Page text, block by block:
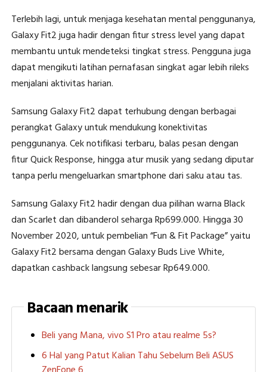
Terlebih lagi, untuk menjaga kesehatan mental penggunanya,
Galaxy Fit2 juga hadir dengan fitur stress level yang dapat
membantu untuk mendeteksi tingkat stress. Pengguna juga
dapat mengikuti latihan pernafasan singkat agar lebih rileks
menjalani aktivitas harian.
Samsung Galaxy Fit2 dapat terhubung dengan berbagai
perangkat Galaxy untuk mendukung konektivitas
penggunanya. Cek notifikasi terbaru, balas pesan dengan
fitur Quick Response, hingga atur musik yang sedang diputar
tanpa perlu mengeluarkan smartphone dari saku atau tas.
Samsung Galaxy Fit2 hadir dengan dua pilihan warna Black
dan Scarlet dan dibanderol seharga Rp699.000. Hingga 30
November 2020, untuk pembelian “Fun & Fit Package” yaitu
Galaxy Fit2 bersama dengan Galaxy Buds Live White,
dapatkan cashback langsung sebesar Rp649.000.
Bacaan menarik
Beli yang Mana, vivo S1 Pro atau realme 5s?
6 Hal yang Patut Kalian Tahu Sebelum Beli ASUS